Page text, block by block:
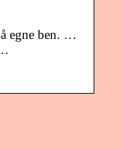
egne ben. …